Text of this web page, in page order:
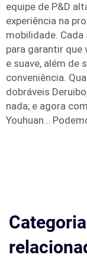
equipe de P&D
experiência na
mobilidade.
para garantir que
e suave, além de
conveniência.
dobráveis
nada; e agora
Youhuan…